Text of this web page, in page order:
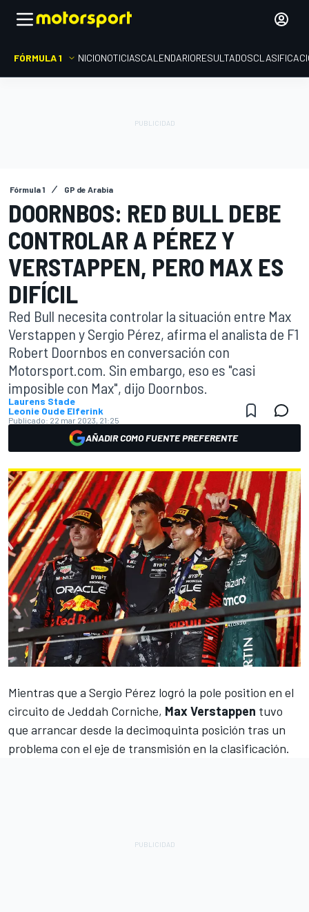
FÓRMULA 1 INICIONOTICIASCALENDARIORESULTADOS
Fórmula 1 GP de Arabia
DOORNBOS: RED BULL DEBE
CONTROLAR A PÉREZ Y
VERSTAPPEN, PERO MAX ES
DIFÍCIL
Red Bull necesita controlar la situación entre Max
Verstappen y Sergio Pérez, afirma el analista de F1
Robert Doornbos en conversación con
Motorsport.com. Sin embargo, eso es "casi
imposible con Max", dijo Doornbos.
Laurens Stade
Leonie Oude Elferink
Publicado: 22 mar 2023, 21:25
AÑADIR COMO FUENTE PREFERENTE
Mientras que a Sergio Pérez logró la pole position en el
circuito de Jeddah Corniche, Max Verstappen tuvo
que arrancar desde la decimoquinta posición tras un
problema con el eje de transmisión en la clasificación.